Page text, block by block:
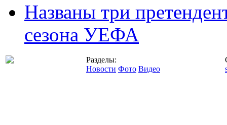
Названы три
сезона УЕФА
Разделы:
Новости Фото Видео